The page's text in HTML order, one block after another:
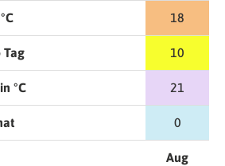
18
Tag 10
°C 21
0
Aug